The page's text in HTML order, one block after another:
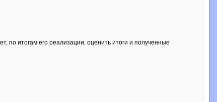
по итогам его реализации, оценить итоги и полученные